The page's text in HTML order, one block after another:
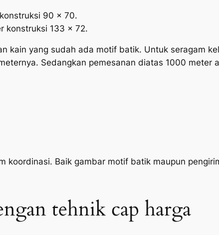
90 x 70.
konstruksi 133 x 72.
kain yang sudah ada motif batik. Untuk seragam
Sedangkan pemesanan diatas 1000 meter
koordinasi. Baik gambar motif batik maupun
tehnik cap harga